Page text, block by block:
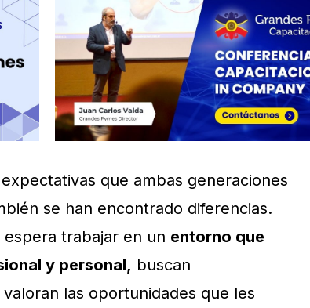
que ambas generaciones
se han encontrado diferencias.
espera trabajar en un entorno que
y personal, buscan
las oportunidades que les